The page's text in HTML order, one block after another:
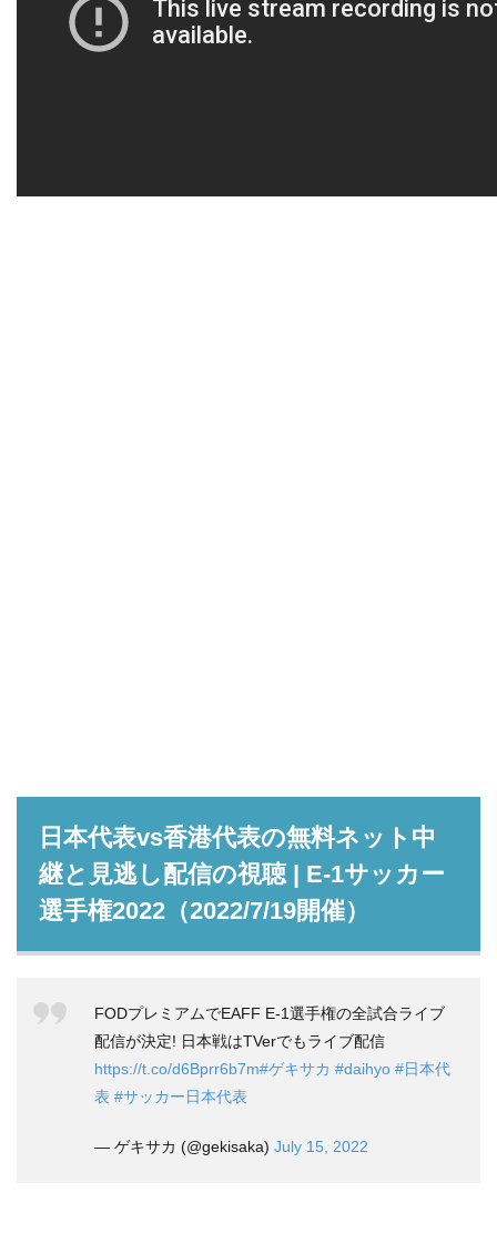
日本代表vs香港代表の無料ネット中
継と見逃し配信の視聴 | E-1サッカー
選手権2022（2022/7/19開催）
FODプレミアムでEAFF E-1選手権の全試合ライブ
配信が決定! 日本戦はTVerでもライブ配信
https://t.co/d6Bprr6b7m#ゲキサカ #daihyo #日本代
表 #サッカー日本代表
— ゲキサカ (@gekisaka) July 15, 2022